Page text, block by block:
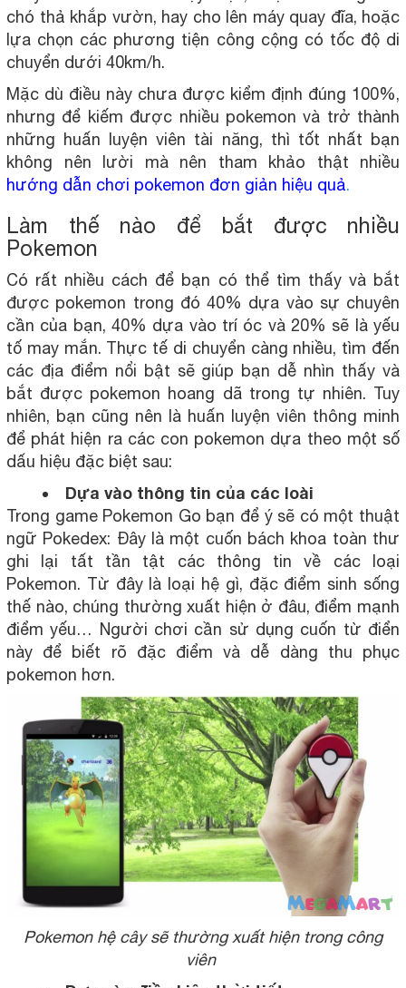
chó thả khắp vườn, hay cho lên máy quay đĩa, hoặc
lựa chọn các phương tiện công cộng có tốc độ di
chuyển dưới 40km/h.
Mặc dù điều này chưa được kiểm định đúng 100%,
nhưng để kiếm được nhiều pokemon và trở thành
những huấn luyện viên tài năng, thì tốt nhất bạn
không nên lười mà nên tham khảo thật nhiều
hướng dẫn chơi pokemon đơn giản hiệu quả.
Làm thế nào để bắt được nhiều
Pokemon
Có rất nhiều cách để bạn có thể tìm thấy và bắt
được pokemon trong đó 40% dựa vào sự chuyên
cần của bạn, 40% dựa vào trí óc và 20% sẽ là yếu
tố may mắn. Thực tế di chuyển càng nhiều, tìm đến
các địa điểm nổi bật sẽ giúp bạn dễ nhìn thấy và
bắt được pokemon hoang dã trong tự nhiên. Tuy
nhiên, bạn cũng nên là huấn luyện viên thông minh
để phát hiện ra các con pokemon dựa theo một số
dấu hiệu đặc biệt sau:
Dựa vào thông tin của các loài
Trong game Pokemon Go bạn để ý sẽ có một thuật
ngữ Pokedex: Đây là một cuốn bách khoa toàn thư
ghi lại tất tần tật các thông tin về các loại
Pokemon. Từ đây là loại hệ gì, đặc điểm sinh sống
thế nào, chúng thường xuất hiện ở đâu, điểm mạnh
điểm yếu… Người chơi cần sử dụng cuốn từ điển
này để biết rõ đặc điểm và dễ dàng thu phục
pokemon hơn.
Pokemon hệ cây sẽ thường xuất hiện trong công
viên